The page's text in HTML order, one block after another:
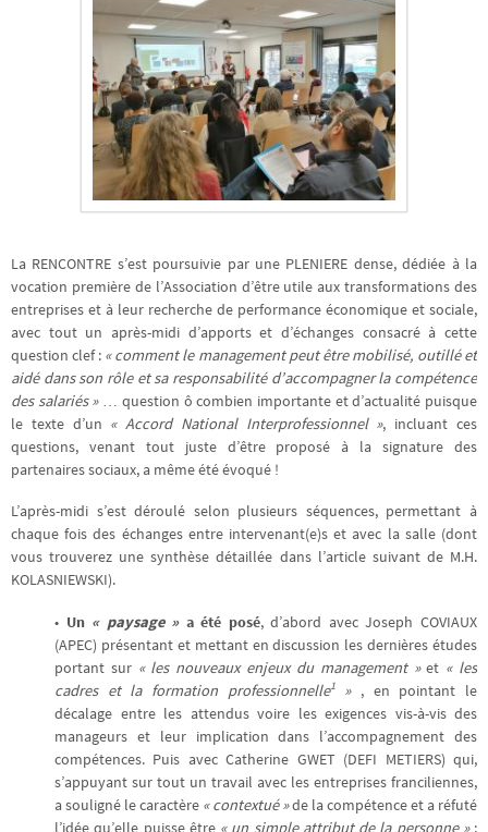
La RENCONTRE s’est poursuivie par une PLENIERE dense, dédiée à la
vocation première de l’Association d’être utile aux transformations des
entreprises et à leur recherche de performance économique et sociale,
avec tout un après-midi d’apports et d’échanges consacré à cette
question clef : « comment le management peut être mobilisé, outillé et
aidé dans son rôle et sa responsabilité d’accompagner la compétence
des salariés »… question ô combien importante et d’actualité puisque
le texte d’un « Accord National Interprofessionnel », incluant ces
questions, venant tout juste d’être proposé à la signature des
partenaires sociaux, a même été évoqué !
L’après-midi s’est déroulé selon plusieurs séquences, permettant à
chaque fois des échanges entre intervenant(e)s et avec la salle (dont
vous trouverez une synthèse détaillée dans l’article suivant de M.H.
KOLASNIEWSKI).
• Un « paysage »a été posé, d’abord avec Joseph COVIAUX
(APEC) présentant et mettant en discussion les dernières études
portant sur « les nouveaux enjeux du management »et « les
cadres et la formation professionnelle1», en pointant le
décalage entre les attendus voire les exigences vis-à-vis des
manageurs et leur implication dans l’accompagnement des
compétences. Puis avec Catherine GWET (DEFI METIERS) qui,
s’appuyant sur tout un travail avec les entreprises franciliennes,
a souligné le caractère « contextué »de la compétence et a réfuté
l’idée qu’elle puisse être « un simple attribut de la personne »;